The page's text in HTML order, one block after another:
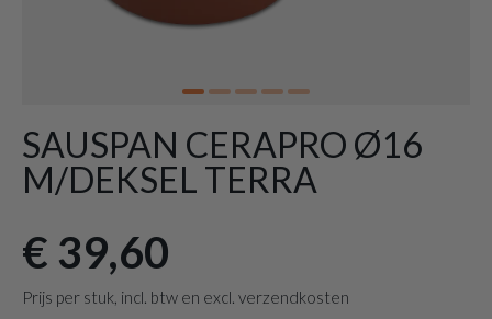
SAUSPAN CERAPRO Ø16
M/DEKSEL TERRA
€ 39,60
Prijs per stuk, incl. btw en excl. verzendkosten